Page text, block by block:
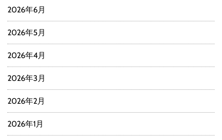
2026年6月
2026年5月
2026年4月
2026年3月
2026年2月
2026年1月